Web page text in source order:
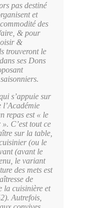
pas destiné
et
des
& pour
&
trouveront le
ses Dons
s’appuie sur
repas est « le
C’est tout ce
sur la table,
(ou le
(avant le
le variant
des mets est
de
la cuisinière et
Autrefois,